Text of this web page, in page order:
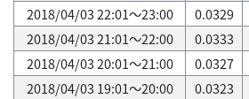
2018/04/03 22:01～23:00
0.0329
2018/04/03 21:01～22:00
0.0333
2018/04/03 20:01～21:00
0.0327
2018/04/03 19:01～20:00
0.0323